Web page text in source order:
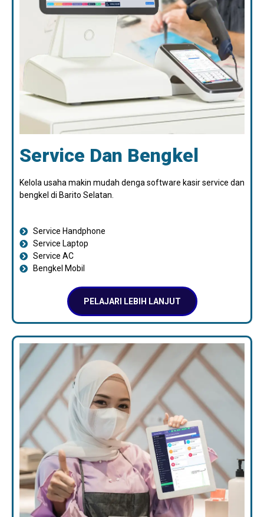
Service Dan Bengkel
Kelola usaha makin mudah denga software kasir service dan
bengkel di Barito Selatan.
Service Handphone
Service Laptop
Service AC
Bengkel Mobil
PELAJARI LEBIH LANJUT